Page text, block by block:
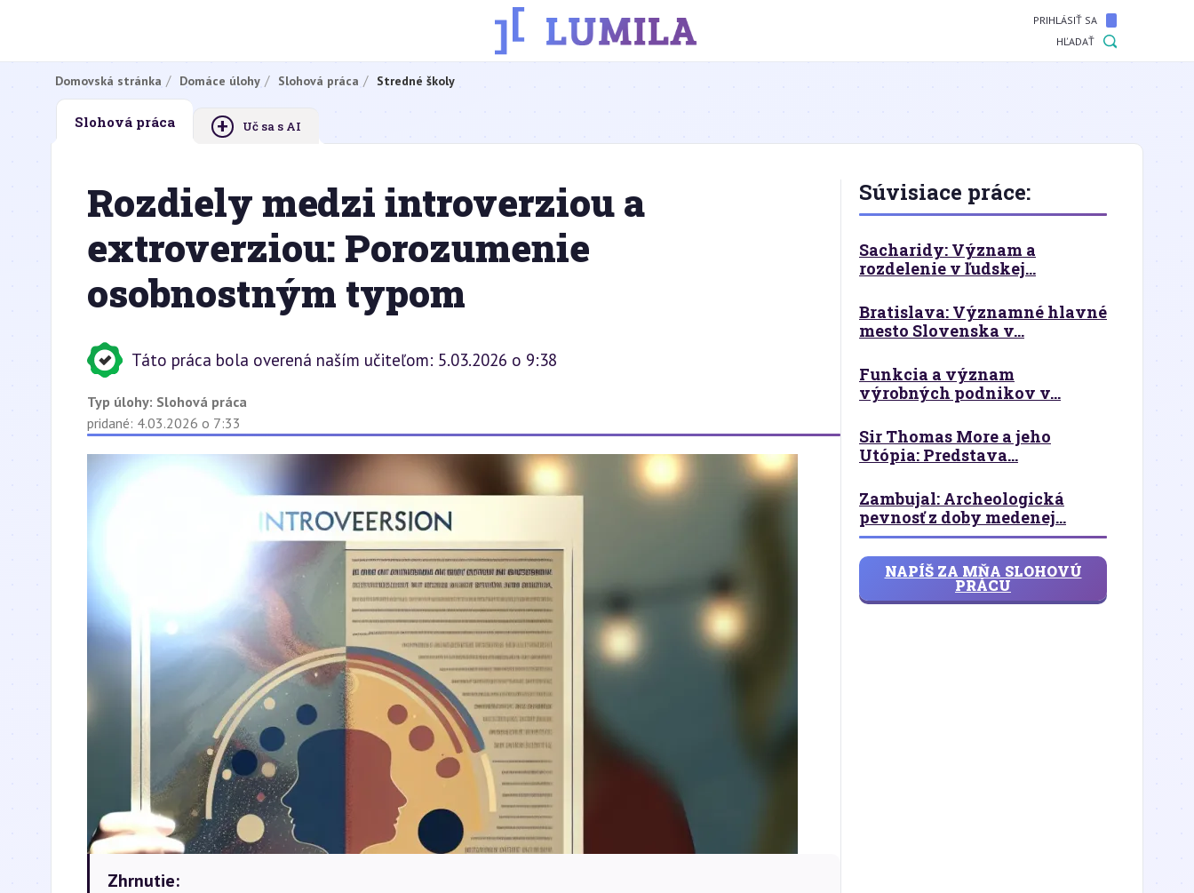
PRIHLÁSIŤ SA
HĽADAŤ
Domovská stránka Domáce úlohy Slohová práca Stredné školy
Slohová práca + Uč sa s AI
Rozdiely medzi introverziou a
extroverziou: Porozumenie
osobnostným typom
Táto práca bola overená naším učiteľom: 5.03.2026 o 9:38
Typ úlohy: Slohová práca
pridané: 4.03.2026 o 7:33
Zhrnutie:
Súvisiace práce:
Sacharidy: Význam a
rozdelenie v ľudskej...
Bratislava: Významné hlavné
mesto Slovenska v...
Funkcia a význam
výrobných podnikov v...
Sir Thomas More a jeho
Utópia: Predstava...
Zambujal: Archeologická
pevnosť z doby medenej...
NAPÍŠ ZA MŇA SLOHOVÚ
PRÁCU